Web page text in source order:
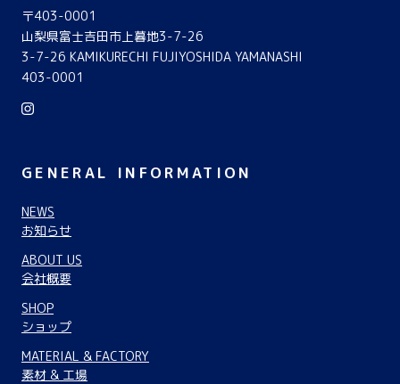
〒403-0001
山梨県富士吉田市上暮地3-7-26
3-7-26 KAMIKURECHI FUJIYOSHIDA YAMANASHI
403-0001
GENERAL INFORMATION
NEWS
お知らせ
ABOUT US
会社概要
SHOP
ショップ
MATERIAL & FACTORY
素材 & 工場